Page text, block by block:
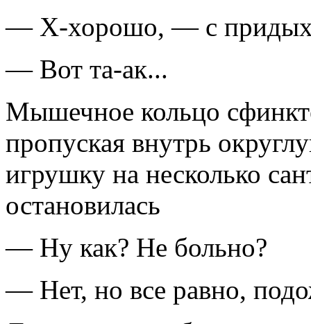
— Х-хорошо, — с
— Вот та-ак...
Мышечное кольцо
пропуская внутрь
игрушку на несколько
остановилась
— Ну как? Не больно?
— Нет, но все равно,